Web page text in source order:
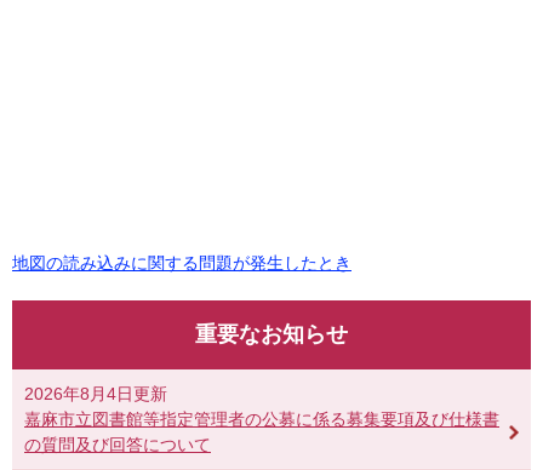
地図の読み込みに関する問題が発生したとき
重要なお知らせ
2026年8月4日更新
嘉麻市立図書館等指定管理者の公募に係る募集要項及び仕様書
の質問及び回答について